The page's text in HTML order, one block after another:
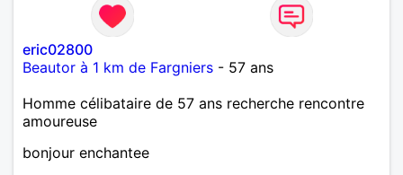
eric02800
Beautor à 1 km de Fargniers - 57 ans
Homme célibataire de 57 ans recherche rencontre
amoureuse
bonjour enchantee